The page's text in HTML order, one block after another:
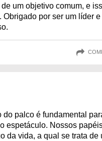
um objetivo comum, e
por ser um líder e
do palco é fundamental
espetáculo. Nossos
da vida, a qual se trata de